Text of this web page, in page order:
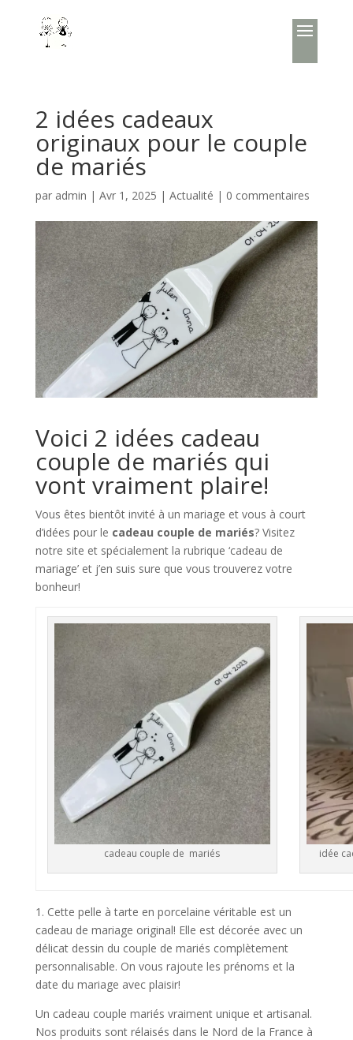
2 idées cadeaux
originaux pour le couple
de mariés
par admin | Avr 1, 2025 | Actualité | 0 commentaires
Voici 2 idées cadeau
couple de mariés qui
vont vraiment plaire!
Vous êtes bientôt invité à un mariage et vous à court
d’idées pour le cadeau couple de mariés? Visitez
notre site et spécialement la rubrique ‘cadeau de
mariage’ et j’en suis sure que vous trouverez votre
bonheur!
cadeau couple de mariés idée
1. Cette pelle à tarte en porcelaine véritable est un
cadeau de mariage original! Elle est décorée avec un
délicat dessin du couple de mariés complètement
personnalisable. On vous rajoute les prénoms et la
date du mariage avec plaisir!
Un cadeau couple mariés vraiment unique et artisanal.
Nos produits sont rélaisés dans le Nord de la France à